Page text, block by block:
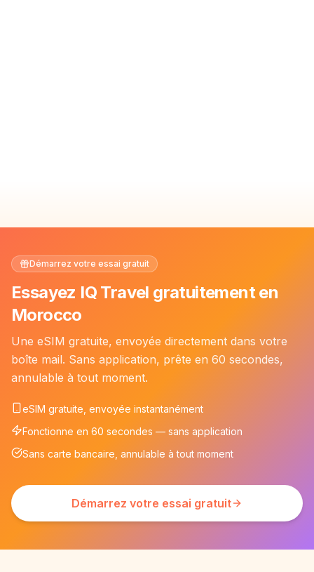
Démarrez votre essai gratuit
Essayez IQ Travel gratuitement en
Morocco
Une eSIM gratuite, envoyée directement dans votre
boîte mail. Sans application, prête en 60 secondes,
annulable à tout moment.
eSIM gratuite, envoyée instantanément
Fonctionne en 60 secondes — sans application
Sans carte bancaire, annulable à tout moment
Démarrez votre essai gratuit